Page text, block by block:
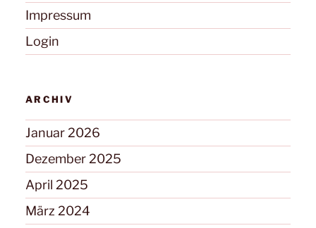
Impressum
Login
ARCHIV
Januar 2026
Dezember 2025
April 2025
März 2024